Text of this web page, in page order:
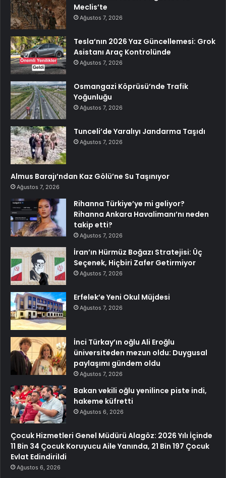
Meclis’te
Ağustos 7, 2026
Tesla’nın 2026 Yaz Güncellemesi: Grok
Asistanı Araç Kontrolünde
Ağustos 7, 2026
Osmangazi Köprüsü’nde Trafik
Yoğunluğu
Ağustos 7, 2026
Tunceli’de Yaralıyı Jandarma Taşıdı
Ağustos 7, 2026
Almus Barajı’ndan Kaz Gölü’ne Su Taşınıyor
Ağustos 7, 2026
Rihanna Türkiye’ye mi geliyor?
Rihanna Ankara Havalimanı’nı neden
takip etti?
Ağustos 7, 2026
İran’ın Hürmüz Boğazı Stratejisi: Üç
Seçenek, Hiçbiri Zafer Getirmiyor
Ağustos 7, 2026
Erfelek’e Yeni Okul Müjdesi
Ağustos 7, 2026
İnci Türkay’ın oğlu Ali Eroğlu
üniversiteden mezun oldu: Duygusal
paylaşımı gündem oldu
Ağustos 7, 2026
Bakan vekili oğlu yenilince piste indi,
hakeme küfretti
Ağustos 6, 2026
Çocuk Hizmetleri Genel Müdürü Alagöz: 2026 Yılı İçinde
11 Bin 34 Çocuk Koruyucu Aile Yanında, 21 Bin 197 Çocuk
Evlat Edindirildi
Ağustos 6, 2026